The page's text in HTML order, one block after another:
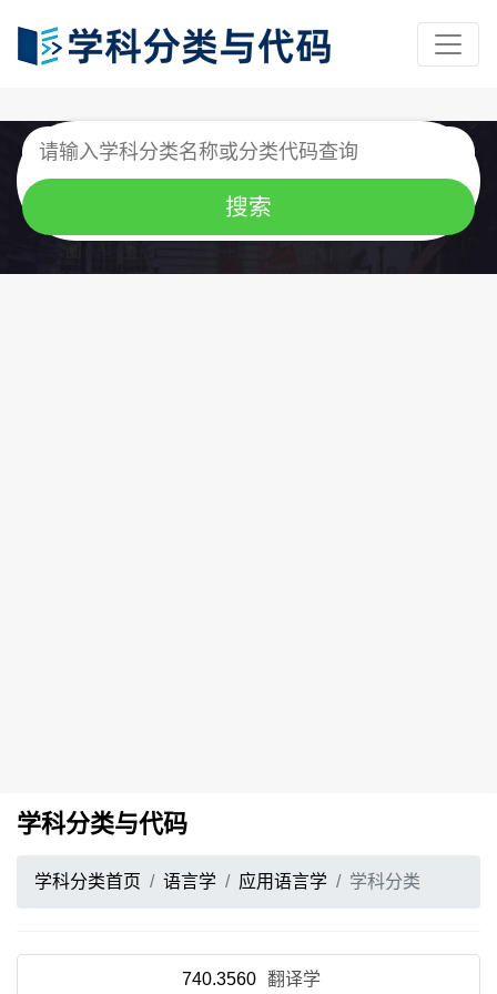
学科分类与代码
学科分类首页 语言学 应用语言学 学科分类
740.3560 翻译学